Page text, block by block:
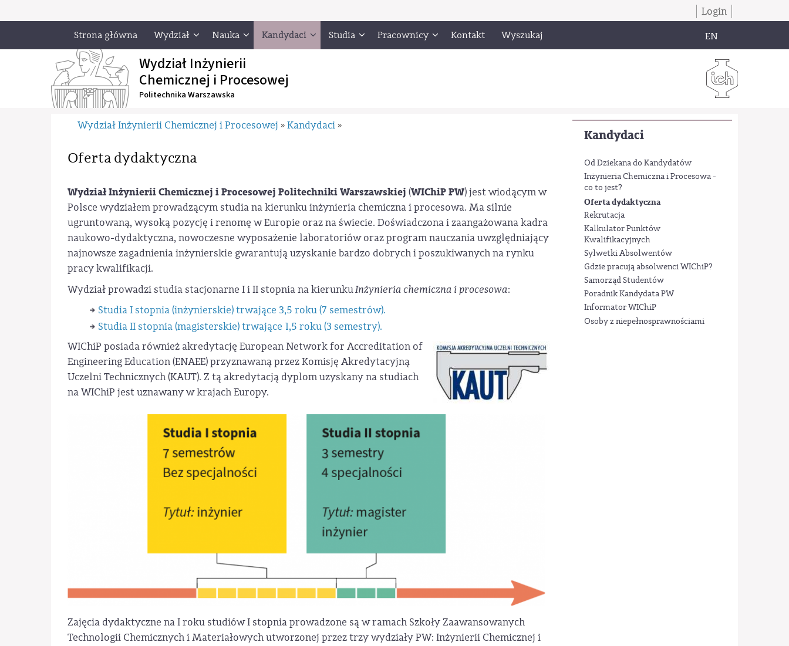
Login
Strona główna Wydział Nauka Kandydaci Studia Pracownicy Kontakt Wyszukaj EN
Wydział Inżynierii
Chemicznej i Procesowej
Politechnika Warszawska
Kandydaci
Od Dziekana do Kandydatów
Inżynieria Chemiczna i Procesowa -
co to jest?
Oferta dydaktyczna
Rekrutacja
Kalkulator Punktów
Kwalifikacyjnych
Sylwetki Absolwentów
Gdzie pracują absolwenci WIChiP?
Samorząd Studentów
Poradnik Kandydata PW
Informator WIChiP
Osoby z niepełnosprawnościami
Wydział Inżynierii Chemicznej i Procesowej » Kandydaci »
Oferta dydaktyczna
Wydział Inżynierii Chemicznej i Procesowej Politechniki Warszawskiej (WIChiP PW) jest wiodącym w
Polsce wydziałem prowadzącym studia na kierunku inżynieria chemiczna i procesowa. Ma silnie
ugruntowaną, wysoką pozycję i renomę w Europie oraz na świecie. Doświadczona i zaangażowana kadra
naukowo-dydaktyczna, nowoczesne wyposażenie laboratoriów oraz program nauczania uwzględniający
najnowsze zagadnienia inżynierskie gwarantują uzyskanie bardzo dobrych i poszukiwanych na rynku
pracy kwalifikacji.
Wydział prowadzi studia stacjonarne I i II stopnia na kierunkuInżynieria chemiczna i procesowa:
Studia I stopnia (inżynierskie) trwające 3,5 roku (7 semestrów).
Studia II stopnia (magisterskie) trwające 1,5 roku (3 semestry).
WIChiP posiada również akredytację European Network for Accreditation of
Engineering Education (ENAEE) przyznawaną przez Komisję Akredytacyjną
Uczelni Technicznych (KAUT). Z tą akredytacją dyplom uzyskany na studiach
na WIChiP jest uznawany w krajach Europy.
Zajęcia dydaktyczne na I roku studiów I stopnia prowadzone są w ramach Szkoły Zaawansowanych
Technologii Chemicznych i Materiałowych utworzonej przez trzy wydziały PW: Inżynierii Chemicznej i